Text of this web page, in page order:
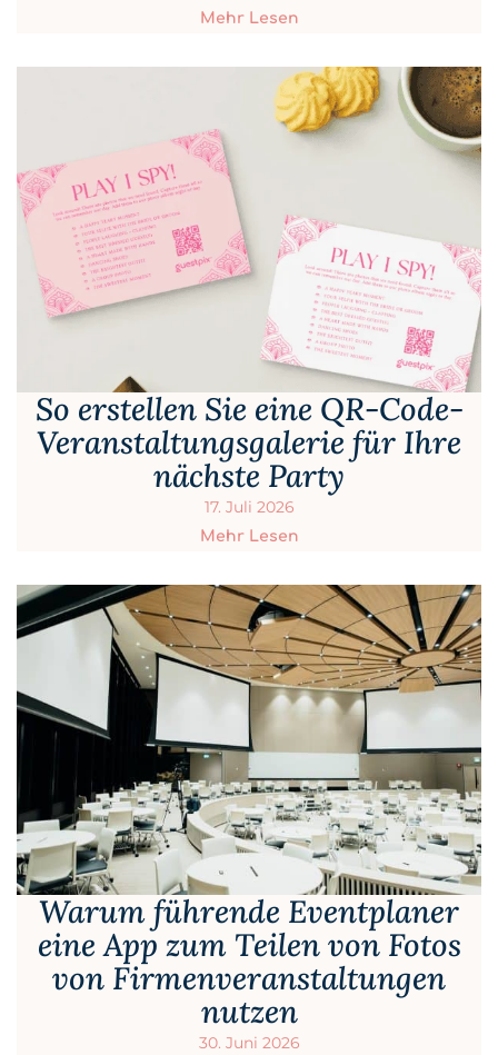
Mehr Lesen
So erstellen Sie eine QR-Code-
Veranstaltungsgalerie für Ihre
nächste Party
17. Juli 2026
Mehr Lesen
Warum führende Eventplaner
eine App zum Teilen von Fotos
von Firmenveranstaltungen
nutzen
30. Juni 2026